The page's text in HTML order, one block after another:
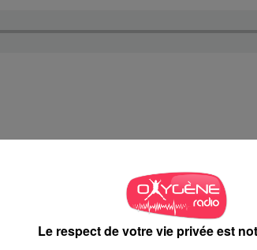
s'entraîner dans l'année, mais aussi
CERGO, c'est d'abord une fabrique à
très bons chevaux, certains ont couru l'Arc
Steeple-Chase de Paris et le Prix de La
Fair Play qu'était chez Éric Leray, qu'a gagné
à Senonnes
", raconte Geoffrey
Le respect de votre vie privée est